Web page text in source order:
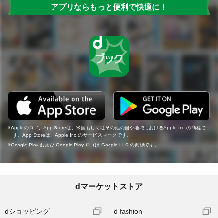
アプリならもっと便利で快適に！
Appleのロゴ、App Storeは、米国もしくはその他の国や地域におけるApple Inc.の商標で
す。App Storeは、Apple Inc.のサービスマークです。
Google Play および Google Play ロゴは Google LLC の商標です。
dマーケットストア
dショッピング d fashion